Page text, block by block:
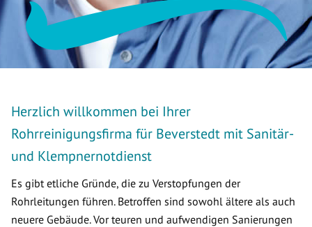
Herzlich willkommen bei Ihrer
Rohrreinigungsfirma für Beverstedt mit Sanitär-
und Klempnernotdienst
Es gibt etliche Gründe, die zu Verstopfungen der
Rohrleitungen führen. Betroffen sind sowohl ältere als auch
neuere Gebäude. Vor teuren und aufwendigen Sanierungen